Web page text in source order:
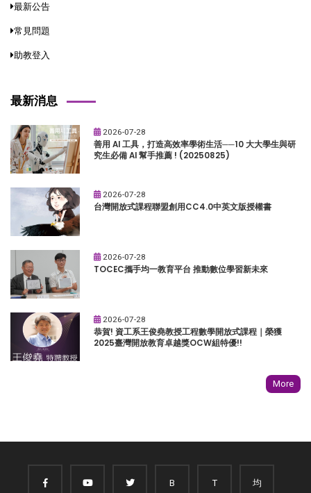
最新公告
常見問題
助教登入
最新消息
2026-07-28
善用 AI 工具，打造高效率學術生活──10 大大學生與研
究生必備 AI 幫手推薦 ! (20250825)
2026-07-28
台灣開放式課程聯盟創用CC4.0中英文版授權書
2026-07-28
TOCEC攜手均一教育平台 推動數位學習新未來
2026-07-28
恭賀! 資工系王俊堯教授工程數學開放式課程｜榮獲
2025臺灣開放教育卓越獎OCW組特優!!
More
B T 均